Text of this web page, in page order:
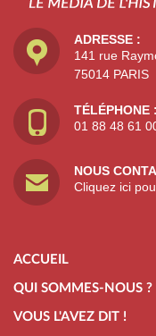
ADRESSE :
141 rue
75014 PARIS
TÉLÉPHONE :
01 88 48 61
NOUS
Cliquez ici
ACCUEIL
QUI SOMMES-NOUS ?
VOUS L'AVEZ DIT !